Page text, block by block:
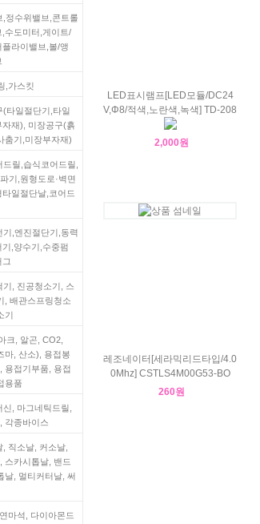
,정수위밸브,콘트롤
,수도미터,게이트/
플라이밸브,볼/앵
,가스킷
(타일절단기,타일
자재), 미장공구(흙
춤기,미장부자재)
릴,습식코어드릴,
기,원형도로·벽면
타일절단날,코어드
기,엔진절단기,동력
기,양수기,수중펌
기, 진공청소기, 스
, 배관스프링청소
기
크, 알곤, CO2,
마, 산소), 용접봉
용접기부품, 용접
용품
, 마그네틱드릴,
각종바이스
직소날, 커소날,
스카시톱날, 밴드
날, 멀티커터날, 써
마석, 다이아몬드
LED표시램프[LED모듈/DC24
V,Φ8/적색,노란색,녹색] TD-208
2,000원
레조네이터[세라믹리드타입/4.0
0Mhz] CSTLS4M00G53-BO
260원